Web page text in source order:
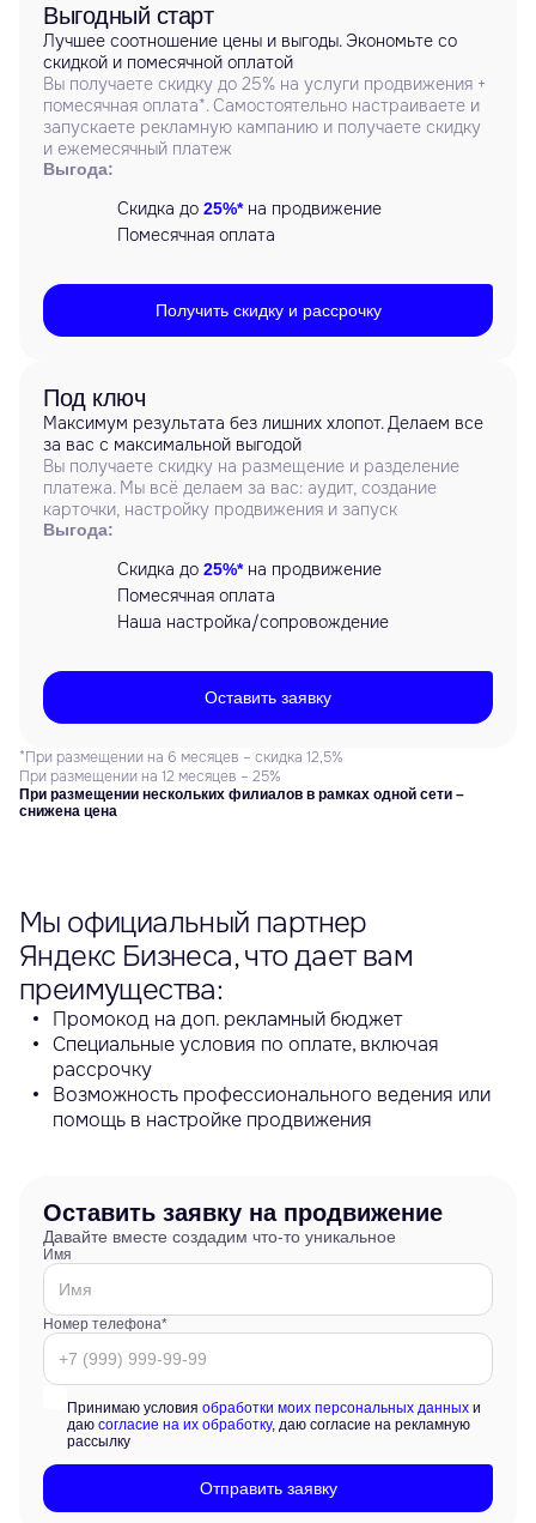
Выгодный старт
Лучшее соотношение цены и выгоды. Экономьте со
скидкой и помесячной оплатой
Вы получаете скидку до 25% на услуги продвижения +
помесячная оплата*. Самостоятельно настраиваете и
запускаете рекламную кампанию и получаете скидку
и ежемесячный платеж
Выгода:
Скидка до 25%*на продвижение
Помесячная оплата
Получить скидку и рассрочку
Под ключ
Максимум результата без лишних хлопот. Делаем все
за вас с максимальной выгодой
Вы получаете скидку на размещение и разделение
платежа. Мы всё делаем за вас: аудит, создание
карточки, настройку продвижения и запуск
Выгода:
Скидка до 25%*на продвижение
Помесячная оплата
Наша настройка/сопровождение
Оставить заявку
*При размещении на 6 месяцев – скидка 12,5%
При размещении на 12 месяцев – 25%
При размещении нескольких филиалов в рамках одной сети –
снижена цена
Мы официальный партнер
Яндекс Бизнеса, что дает вам
преимущества:
Промокод на доп. рекламный бюджет
Специальные условия по оплате, включая
рассрочку
Возможность профессионального ведения или
помощь в настройке продвижения
Оставить заявку на продвижение
Давайте вместе создадим что-то уникальное
Имя
Номер телефона*
Принимаю условия обработки моих персональных данных и
даю согласие на их обработку, даю согласие на рекламную
рассылку
Отправить заявку